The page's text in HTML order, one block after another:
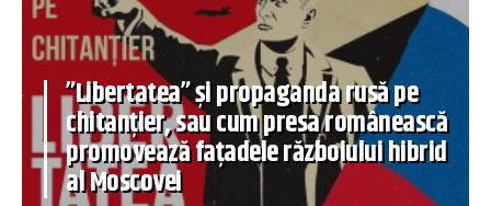
”Libertatea” și propaganda rusă pe
chitanțier, sau cum presa românească
promovează fațadele războiului hibrid
al Moscovei